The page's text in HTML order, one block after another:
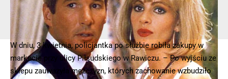
W dniu, 3 kwietnia, policjantka po służbie robiła zakupy w
markecie przy ulicy Piłsudskiego w Rawiczu. – Po wyjściu ze
sklepu zauważyła mężczyzn, których zachowanie wzbudziło